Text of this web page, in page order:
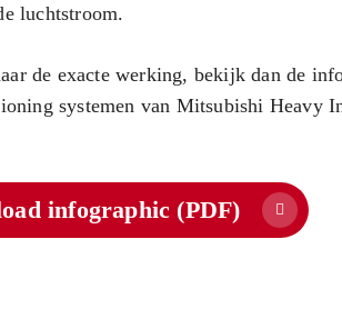
luchtstroom.
de exacte werking, bekijk dan de
systemen van Mitsubishi Heavy
infographic (PDF)